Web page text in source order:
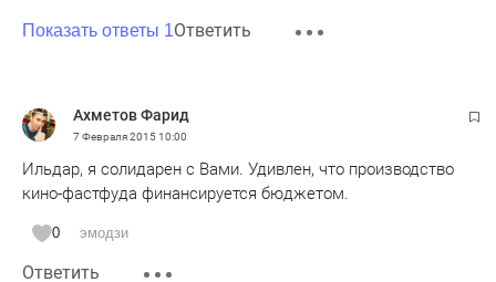
Показать ответы 1Ответить
Ахметов Фарид
7 Февраля 201510:00
Ильдар, я солидарен с Вами. Удивлен, что производство
кино-фастфуда финансируется бюджетом.
0 эмодзи
Ответить